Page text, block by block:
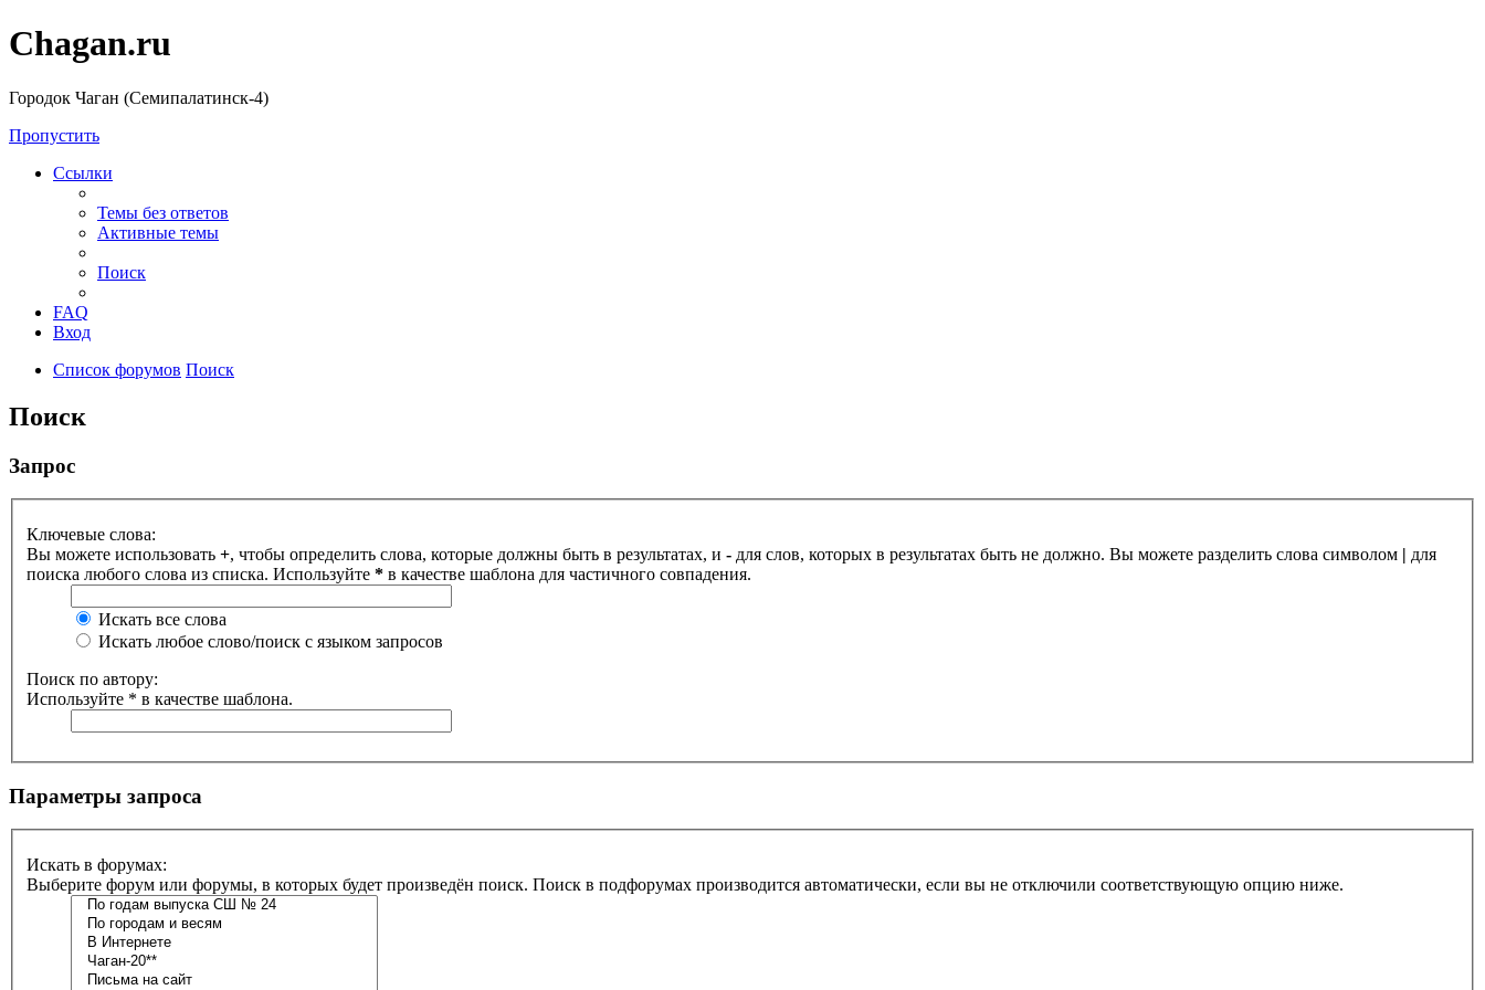
Chagan.ru
Городок Чаган (Семипалатинск-4)
Пропустить
Ссылки
Темы без ответов
Активные темы
Поиск
FAQ
Вход
Список форумов Поиск
Поиск
Запрос
Ключевые слова:
Вы можете использовать +, чтобы определить слова, которые должны быть в результатах, и - для слов, которых в результатах быть не должно. Вы можете разделить слова символом | для
поиска любого слова из списка. Используйте * в качестве шаблона для частичного совпадения.
Искать все слова
Искать любое слово/поиск с языком запросов
Поиск по автору:
Используйте * в качестве шаблона.
Параметры запроса
Искать в форумах:
Выберите форум или форумы, в которых будет произведён поиск. Поиск в подфорумах производится автоматически, если вы не отключили соответствующую опцию ниже.